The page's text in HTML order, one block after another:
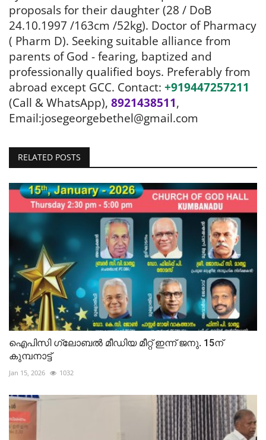
proposals for their daughter (28 / DoB
24.10.1997 /163cm /52kg). Doctor of Pharmacy
( Pharm D). Seeking suitable alliance from
parents of God - fearing, baptized and
professionally qualified boys. Preferably from
abroad except GCC. Contact: +919447257211
(Call & WhatsApp), 8921438511,
Email:josegeorgebethel@gmail.com
RELATED POSTS
ഐപിസി ഗ്ലോബൽ മീഡിയ മീറ്റ് ഇന്ന് ജനു. 15ന്
കുമ്പനാട്ട്
Jan 15, 2026 1032